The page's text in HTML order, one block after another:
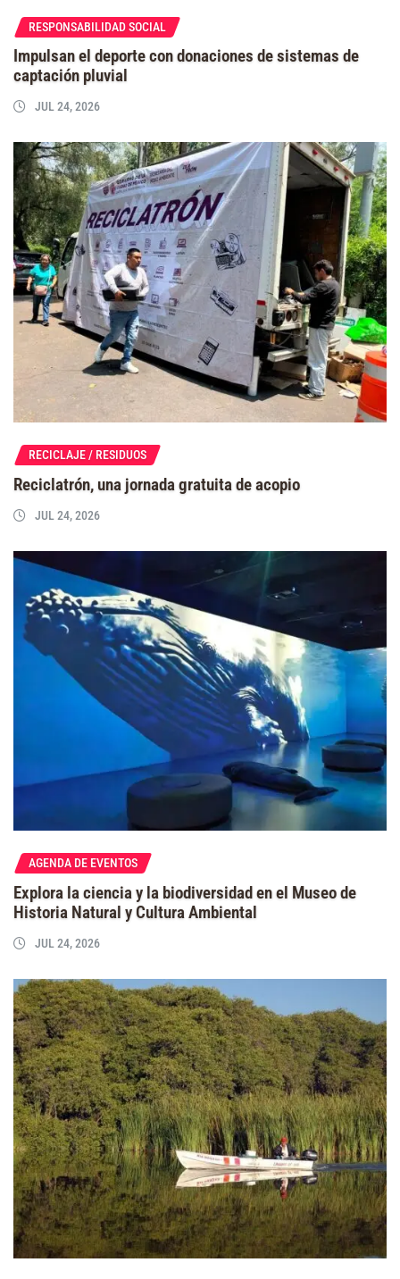
RESPONSABILIDAD SOCIAL
Impulsan el deporte con donaciones de sistemas de
captación pluvial
JUL 24, 2026
RECICLAJE / RESIDUOS
Reciclatrón, una jornada gratuita de acopio
JUL 24, 2026
AGENDA DE EVENTOS
Explora la ciencia y la biodiversidad en el Museo de
Historia Natural y Cultura Ambiental
JUL 24, 2026